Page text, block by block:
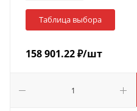
Таблица выбора
158 901.22₽/шт